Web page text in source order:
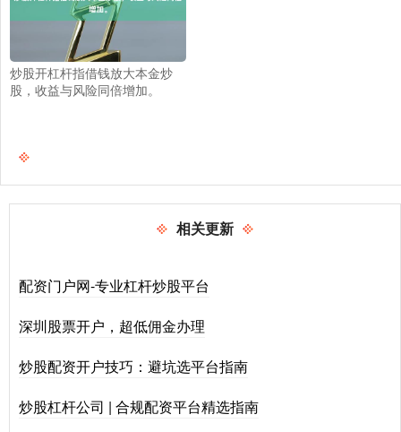
炒股开杠杆指借钱放大本金炒
股，收益与风险同倍增加。
相关更新
配资门户网-专业杠杆炒股平台
深圳股票开户，超低佣金办理
炒股配资开户技巧：避坑选平台指南
炒股杠杆公司 | 合规配资平台精选指南